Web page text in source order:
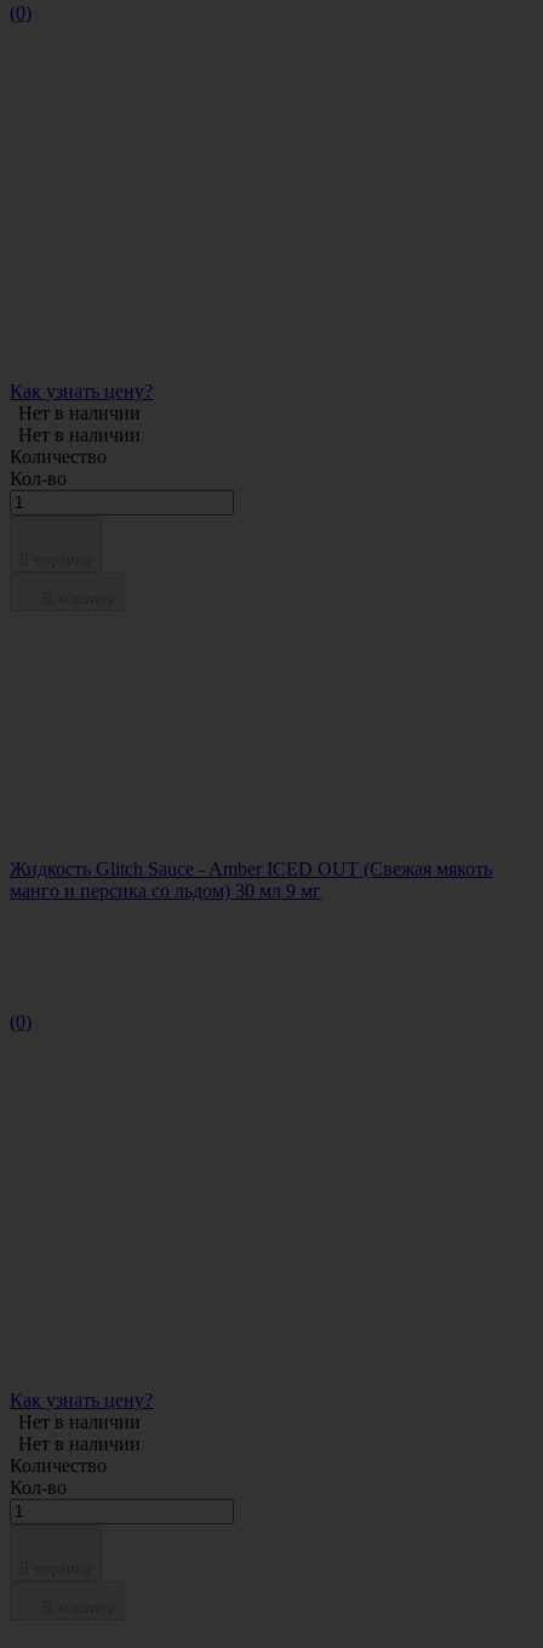
(0)
Как узнать цену?
Нет в наличии
Нет в наличии
Количество
Кол-во
Жидкость Glitch Sauce - Amber ICED OUT (Свежая мякоть
манго и персика со льдом) 30 мл 9 мг
(0)
Как узнать цену?
Нет в наличии
Нет в наличии
Количество
Кол-во